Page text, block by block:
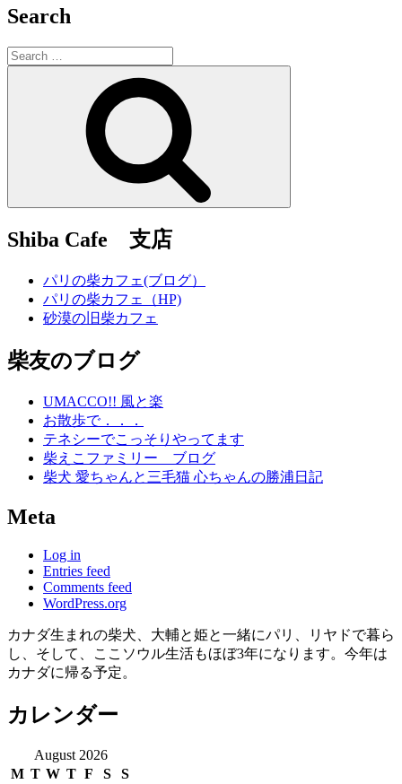
Search
Search
for:
Shiba Cafe 支店
パリの柴カフェ(ブログ）
パリの柴カフェ（HP)
砂漠の旧柴カフェ
柴友のブログ
UMACCO!! 風と楽
お散歩で．．．
テネシーでこっそりやってます
柴えこファミリー ブログ
柴犬 愛ちゃんと三毛猫 心ちゃんの勝浦日記
Meta
Log in
Entries feed
Comments feed
WordPress.org
カナダ生まれの柴犬、大輔と姫と一緒にパリ、リヤドで暮ら
し、そして、ここソウル生活もほぼ3年になります。今年は
カナダに帰る予定。
カレンダー
August 2026
M T W T F S
S